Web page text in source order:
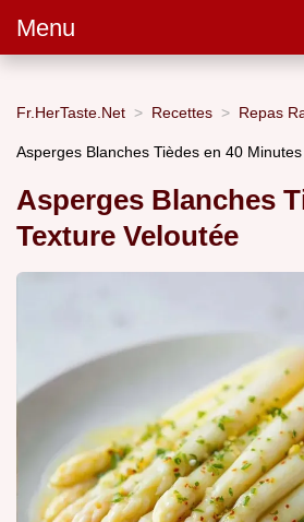
Menu
Fr.HerTaste.Net Recettes Repas
Asperges Blanches Tièdes en 40 Minutes
Asperges Blanches
Texture Veloutée